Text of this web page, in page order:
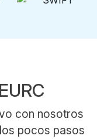
con nosotros
pocos pasos